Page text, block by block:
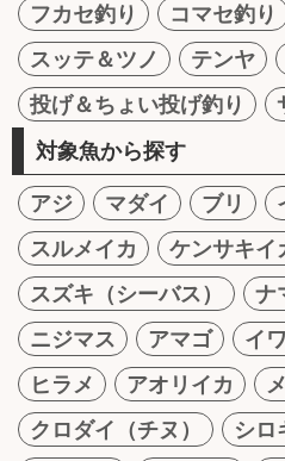
フカセ釣り
コマセ釣り
スッテ＆ツノ
テンヤ
投げ＆ちょい投げ釣り
対象魚から探す
アジ マダイ ブリ
スルメイカ
ケンサキイ
スズキ（シーバス）
ナ
ニジマス
アマゴ イ
ヒラメ
アオリイカ
クロダイ（チヌ）
シロ